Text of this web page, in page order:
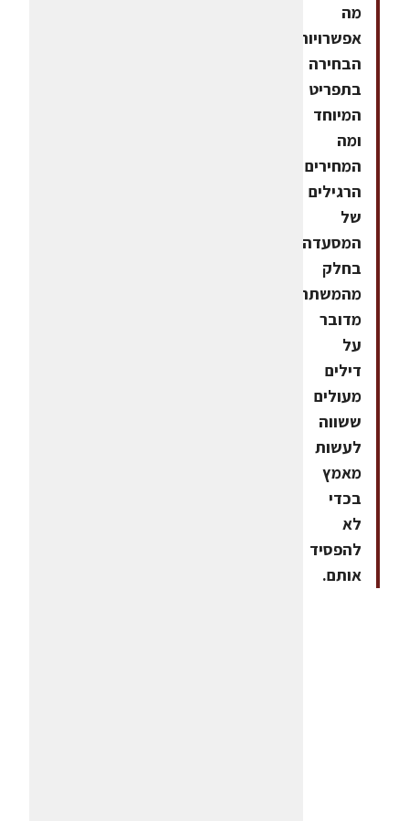
מה
אפשרויות
הבחירה
בתפריט
המיוחד
ומה
המחירים
הרגילים
של
המסעדה.
בחלק
מהמשתתפות
מדובר
על
דילים
מעולים
ששווה
לעשות
מאמץ
בכדי
לא
להפסיד
אותם.